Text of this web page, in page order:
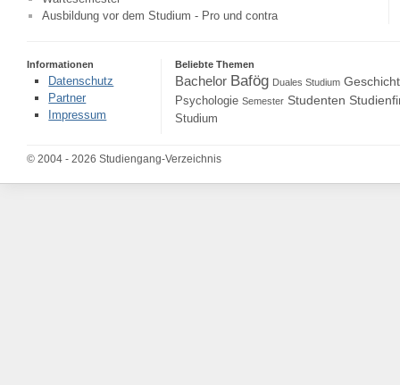
Ausbildung vor dem Studium - Pro und contra
Informationen
Datenschutz
Partner
Impressum
Beliebte Themen
Bachelor Bafög Duales Studium
Psychologie Semester Studenten
Studium
© 2004 - 2026 Studiengang-Verzeichnis